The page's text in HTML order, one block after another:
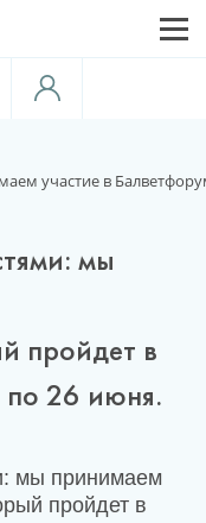
участие в
мы
пройдет в
по 26 июня.